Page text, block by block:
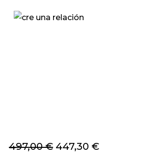
497,00 € 447,30 €